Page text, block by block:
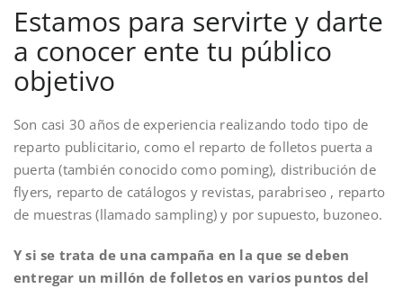
Estamos para servirte y darte
a conocer ente tu público
objetivo
Son casi 30 años de experiencia realizando todo tipo de
reparto publicitario, como el reparto de folletos puerta a
puerta (también conocido como poming), distribución de
flyers, reparto de catálogos y revistas, parabriseo , reparto
de muestras (llamado sampling) y por supuesto, buzoneo.
Y si se trata de una campaña en la que se deben
entregar un millón de folletos en varios puntos del